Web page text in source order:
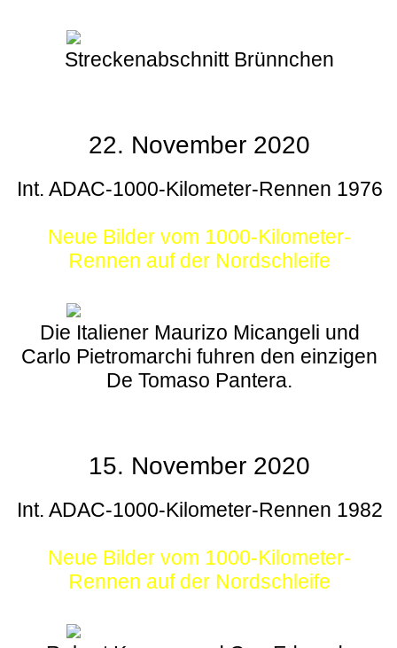
Streckenabschnitt Brünnchen
22. November 2020
Int. ADAC-1000-Kilometer-Rennen 1976
Neue Bilder vom 1000-Kilometer-
Rennen auf der Nordschleife
Die Italiener Maurizo Micangeli und
Carlo Pietromarchi fuhren den einzigen
De Tomaso Pantera.
15. November 2020
Int. ADAC-1000-Kilometer-Rennen 1982
Neue Bilder vom 1000-Kilometer-
Rennen auf der Nordschleife